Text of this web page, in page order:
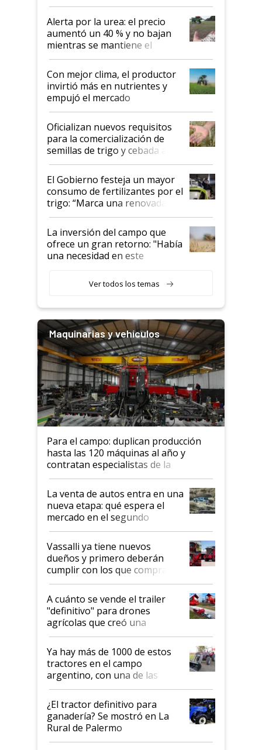
Alerta por la urea: el precio
aumentó un 40 % y no bajan
mientras se mantiene el
conflicto en Medio Oriente
Con mejor clima, el productor
invirtió más en nutrientes y
empujó el mercado
Oficializan nuevos requisitos
para la comercialización de
semillas de trigo y cebada a
granel
El Gobierno festeja un mayor
consumo de fertilizantes por el
trigo: “Marca una renovada
confianza de los productores”
La inversión del campo que
ofrece un gran retorno: "Había
una necesidad en este
Ver todos los temas
Maquinarias y vehículos
Para el campo: duplican producción
hasta las 120 máquinas al año y
contratan especialistas de la
industria automotriz para lograrlo
La venta de autos entra en una
nueva etapa: qué espera el
mercado en el segundo
semestre
Vassalli ya tiene nuevos
dueños y primero deberán
cumplir con los que compraron
cosechadoras y todavía no las
recibieron: quién está detrás
del rescate de la empresa
A cuánto se vende el trailer
"definitivo" para drones
agrícolas que creó una
empresa argentina: "Veíamos a
contratistas invirtiendo miles
de dólares en drones de última
generación que luego eran
transportados de forma
precaria"
Ya hay más de 1000 de estos
tractores en el campo
argentino, con una de las
estructuras de fabricación más
integradas del mundo
¿El tractor definitivo para
ganadería? Se mostró en La
Rural de Palermo